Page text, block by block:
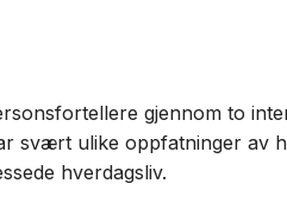
gjennom to
svært ulike oppfatninger av
hverdagsliv.